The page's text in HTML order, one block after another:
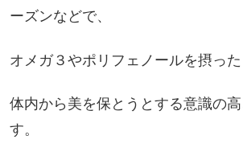
ーズンなどで、
オメガ３やポリフェノールを摂った
体内から美を保とうとする意識の
す。